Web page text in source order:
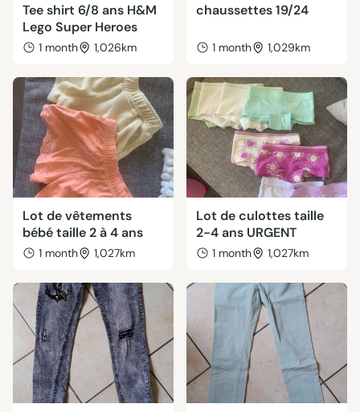
Tee shirt 6/8 ans H&M
Lego Super Heroes
1 month 1,026km
chaussettes 19/24
1 month 1,029km
Lot de vêtements
bébé taille 2 à 4 ans
1 month 1,027km
Lot de culottes taille
2-4 ans URGENT
1 month 1,027km